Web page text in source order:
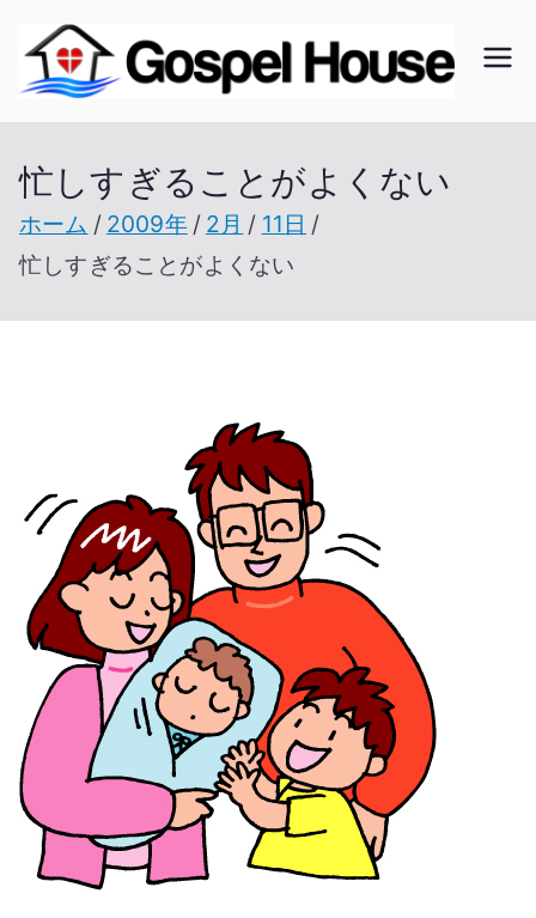
を
キ
ッ
プ
ル
地で
忙しすぎることがよくない
ホーム 2009年 2月
11日
忙しすぎることがよくない